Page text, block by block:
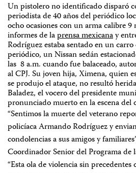
Un pistolero no identificado disparó
periodista de 40 años del periódico
ocho ocasiones con un arma calibre
informes de laprensa mexicanay
Rodríguez estaba sentado en un
periódico, un Nissan sedán
las 8 a.m. cuando fue balaceado,
al CPJ. Su joven hija, Ximena, quien
se produjo el ataque, no resultó
Baladez, el vocero del presidente
pronunciado muerto en la escena del
“Sentimos la muerte del veterano
policíaca Armando Rodríguez y
condolencias a sus amigos y
Coordinador Senior del Programa de
“Esta ola de violencia sin